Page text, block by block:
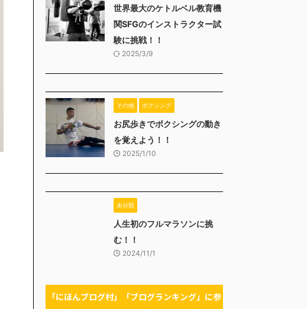
世界最大のケトルベル教育機
関SFGのインストラクター試
験に挑戦！！
2025/3/9
その他 ボクシング
お尻歩きでボクシングの動き
を覚えよう！！
2025/1/10
未分類
人生初のフルマラソンに挑
む！！
2024/11/1
「にほんブログ村」「ブログランキング」に参